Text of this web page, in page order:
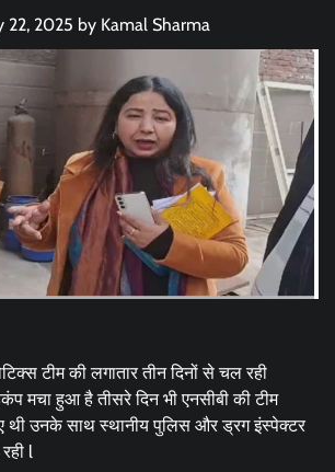
22, 2025 by Kamal Sharma
टीम की लगातार तीन दिनों से चल रही
मचा हुआ है तीसरे दिन भी एनसीबी की टीम
थी उनके साथ स्थानीय पुलिस और ड्रग इंस्पेक्टर
l